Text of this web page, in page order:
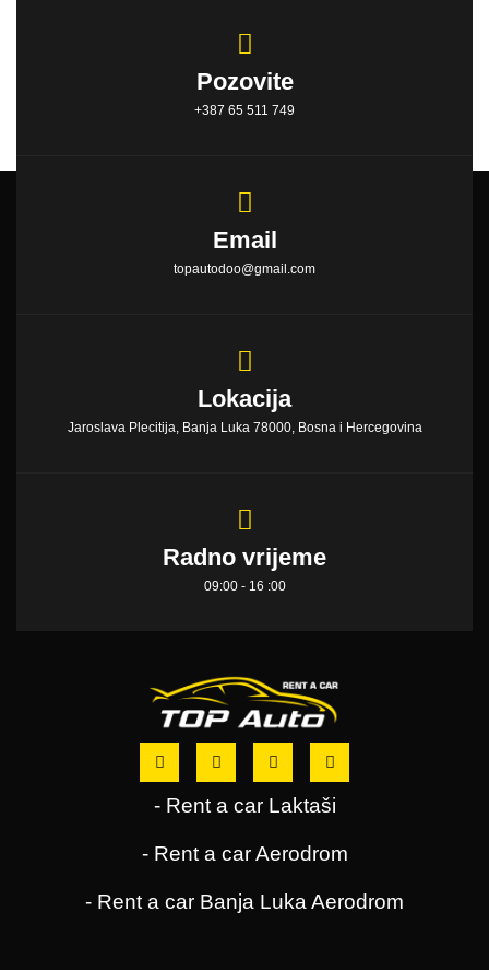
Pozovite
+387 65 511 749
Email
topautodoo@gmail.com
Lokacija
Jaroslava Plecitija, Banja Luka 78000, Bosna i Hercegovina
Radno vrijeme
09:00 - 16 :00
- Rent a car Laktaši
- Rent a car Aerodrom
- Rent a car Banja Luka Aerodrom